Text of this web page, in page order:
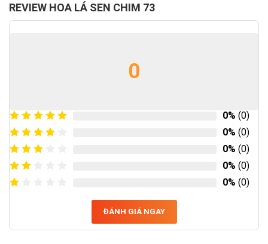
REVIEW HOA LÁ SEN CHIM 73
0
0% (0)
0% (0)
0% (0)
0% (0)
0% (0)
ĐÁNH GIÁ NGAY